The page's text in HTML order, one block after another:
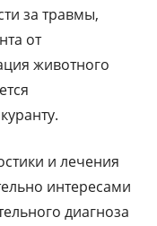
за травмы,
от
животного
и лечения
интересами
диагноза